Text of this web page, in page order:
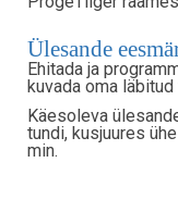
Ülesande
Ehitada ja
kuvada oma läbitud
Käesoleva
tundi, kusjuures
min.